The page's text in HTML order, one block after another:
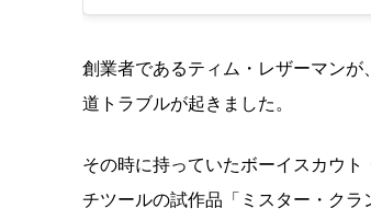
創業者であるティム・レザーマン
道トラブルが起きました。
その時に持っていたボーイスカウ
チツールの試作品「ミスター・クラ